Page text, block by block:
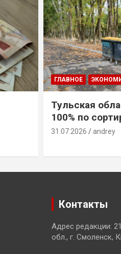
ГЛАВНОЕ
Тульская
100% по
31.07.2026 andrey
Контакты
Адрес редакции:
обл., г. Смоленск,